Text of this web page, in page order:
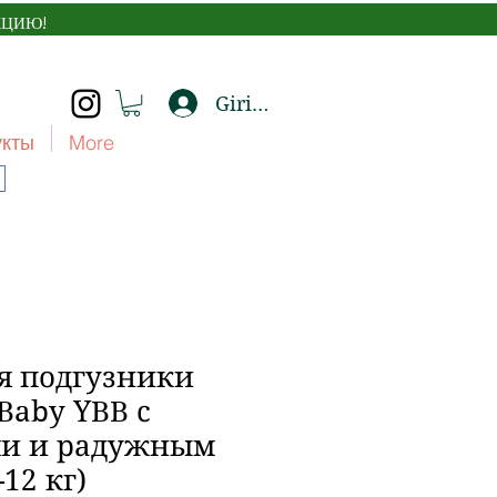
Giriş yap
More
YBB с
и радужным
кг)